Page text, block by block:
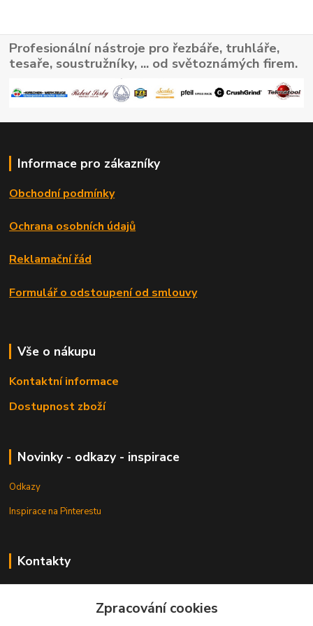
Profesionální nástroje pro řezbáře, truhláře,
tesaře, soustružníky, ... od světoznámých firem.
Informace pro zákazníky
Obchodní podmínky
Ochrana osobních údajů
Reklamační řád
Formulář o odstoupení od smlouvy
Vše o nákupu
Kontaktní informace
Dostupnost zboží
Novinky - odkazy - inspirace
Odkazy
Inspirace na Pinterestu
Kontakty
+420 608 835 880Zpracování cookies